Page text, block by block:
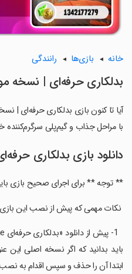
خانه بازی‌ها رانندگی
بدلکاری حرفه‌ای | نسخه
آیا تا کنون بازی بدلکاری حرفه‌ای |
با مراحل جذاب و گیم‌پلی سرگرم‌کننده
دانلود بازی بدلکاری
** توجه ** برای اجرای صحیح بازی
نکات مهمی که پیش از نصب این بازی
باید بدانید که اگر نسخه اصلی این
ابتدا آن را حذف و سپس اقدام به